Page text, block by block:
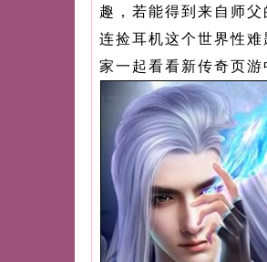
趣，若能得到来自师
连捡耳机这个世界性
家一起看看新传奇页